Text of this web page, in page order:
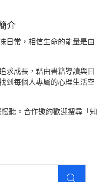
介
日常，相信生命的能量是由
求成長，藉由書籍導讀與日
到每個人專屬的心理生活空
聽。合作邀約歡迎搜尋「知